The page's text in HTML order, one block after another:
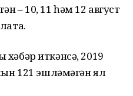
– 10, 11 һәм 12 август
иткәнсә, 2019
121 эшләмәгән ял